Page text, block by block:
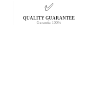
✅
QUALITY GUARANTEE
Garantía 100%